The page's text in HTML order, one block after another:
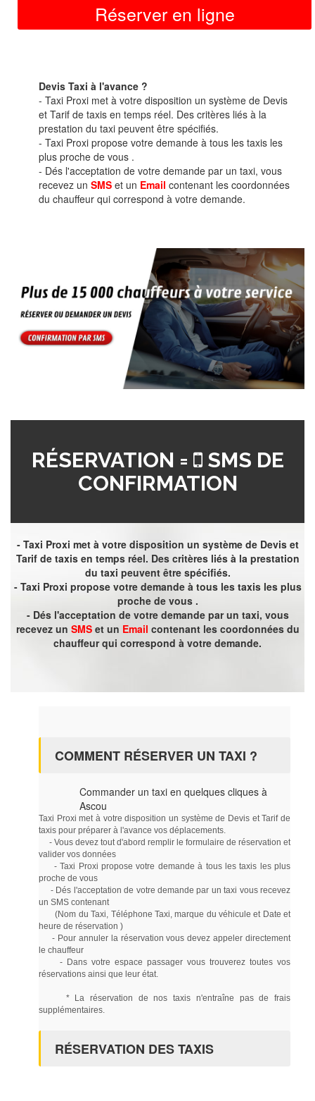
Réserver en ligne
Devis Taxi à l'avance ?
- Taxi Proxi met à votre disposition un système de Devis
et Tarif de taxis en temps réel. Des critères liés à la
prestation du taxi peuvent être spécifiés.
- Taxi Proxi propose votre demande à tous les taxis les
plus proche de vous .
- Dés l'acceptation de votre demande par un taxi, vous
recevez un SMS et un Email contenant les coordonnées
du chauffeur qui correspond à votre demande.
RÉSERVATION =
SMS DE
CONFIRMATION
- Taxi Proxi met à votre disposition un système de Devis et
Tarif de taxis en temps réel. Des critères liés à la prestation
du taxi peuvent être spécifiés.
- Taxi Proxi propose votre demande à tous les taxis les plus
proche de vous .
- Dés l'acceptation de votre demande par un taxi, vous
recevez un SMSet un Email contenant les coordonnées du
chauffeur qui correspond à votre demande.
COMMENT RÉSERVER UN TAXI ?
Commander un taxi en quelques cliques à
Ascou
Taxi Proxi met à votre disposition un système de Devis et Tarif de
taxis pour préparer à l'avance vos déplacements.
- Vous devez tout d'abord remplir le formulaire de réservation et
valider vos données
- Taxi Proxi propose votre demande à tous les taxis les plus
proche de vous
- Dés l'acceptation de votre demande par un taxi vous recevez
un SMS contenant
(Nom du Taxi, Téléphone Taxi, marque du véhicule et Date et
heure de réservation )
- Pour annuler la réservation vous devez appeler directement
le chauffeur
- Dans votre espace passager vous trouverez toutes vos
réservations ainsi que leur état.
* La réservation de nos taxis n'entraîne pas de frais
supplémentaires.
RÉSERVATION DES TAXIS